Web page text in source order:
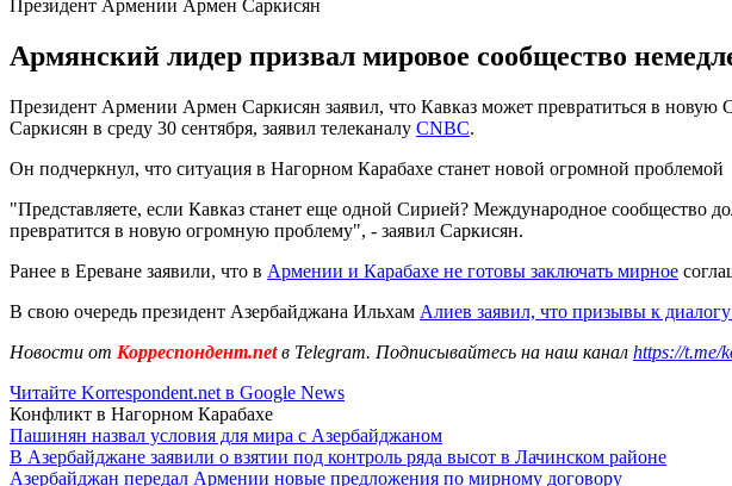
Президент Армении Армен Саркисян
Армянский лидер призвал мировое сообщество
Президент Армении Армен Саркисян заявил, что Кавказ может превратиться в
Саркисян в среду 30 сентября, заявил телеканалу CNBC.
Он подчеркнул, что ситуация в Нагорном Карабахе станет новой огромной проблемой
"Представляете, если Кавказ станет еще одной Сирией? Международное сообщество
превратится в новую огромную проблему", - заявил Саркисян.
Ранее в Ереване заявили, что в Армении и Карабахе не готовы заключать мирное
В свою очередь президент Азербайджана Ильхам Алиев заявил, что призывы к
Новости от Корреспондент.netв Telegram. Подписывайтесь на наш канал https://t.me/
Читайте Korrespondent.net в Google News
Конфликт в Нагорном Карабахе
Пашинян назвал условия для мира с Азербайджаном
В Азербайджане заявили о взятии под контроль ряда высот в Лачинском районе
Азербайджан передал Армении новые предложения по мирному договору